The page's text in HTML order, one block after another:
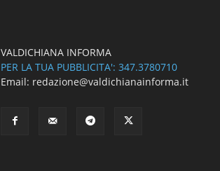
VALDICHIANA INFORMA
PER LA TUA PUBBLICITA': 347.3780710
Email: redazione@valdichianainforma.it